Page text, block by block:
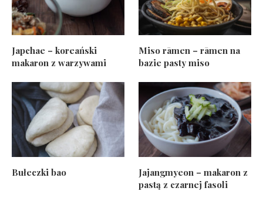
Japchae – koreański
makaron z warzywami
Miso rāmen – rāmen na
bazie pasty miso
Bułeczki bao
Jajangmyeon – makaron z
pastą z czarnej fasoli